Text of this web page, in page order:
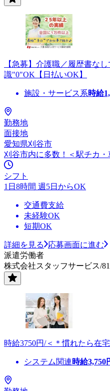
【急募】介護職／履歴書な
識"0"OK【日払いOK】
施設・サービス系時給
勤務地
面接地
愛知県刈谷市
刈谷市内に多数！＜駅チカ・
シフト
1日8時間 週5日からOK
交通費支給
未経験OK
短期OK
詳細を見る
応募画面に進む
派遣労働者
株式会社スタッフサービス/
時給3750円/＜＊慣れたら在
システム関連時給3,750